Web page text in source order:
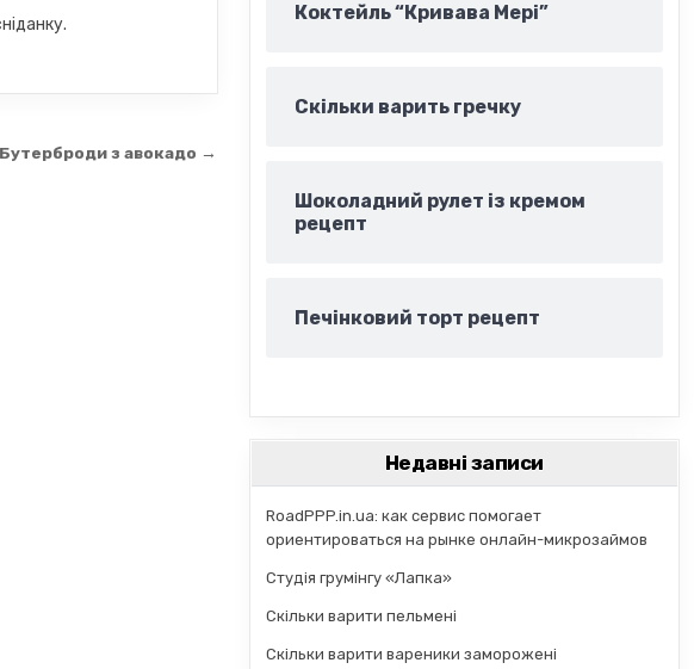
Бутерброди з авокадо →
Коктейль “Кривава Мері”
Скільки варить гречку
Шоколадний рулет із кремом
рецепт
Печінковий торт рецепт
Недавні записи
RoadPPP.in.ua: как сервис помогает
ориентироваться на рынке онлайн-микрозаймов
Студія грумінгу «Лапка»
Скільки варити пельмені
Скільки варити вареники заморожені